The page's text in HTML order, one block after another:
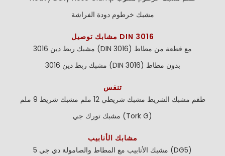
مشبك خرطوم دودة الفراشة
مشابك توصيل DIN 3016
مشبك ربط دين 3016 (DIN 3016) مع قطعة من مطاط
مشبك ربط دين 3016 (DIN 3016) بدون مطاط
تنفس
مشبك شريط 9 ملم
مشبك شريطي 12 ملم طقم مشبك الشريط
مشبك تورك جي (Tork G)
مشابك الأنابيب
مشبك الأنابيب مع المطاط والصامولة دي جي 5 (DG5)